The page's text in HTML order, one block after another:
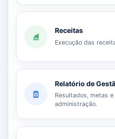
Receitas
Execução das
Relatório de
Resultados, metas
administração.